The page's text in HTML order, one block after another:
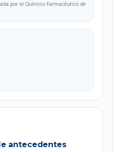
por el Químico Farmacéutico de
antecedentes